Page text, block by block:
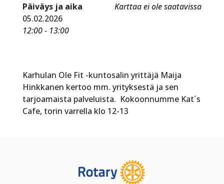
Karttaa ei ole saatavissa
Päiväys ja aika
05.02.2026
12:00 - 13:00
Karhulan Ole Fit -kuntosalin yrittäjä Maija
Hinkkanen kertoo mm. yrityksestä ja sen
tarjoamaista palveluista. Kokoonnumme Kat´s
Cafe, torin varrella klo 12-13